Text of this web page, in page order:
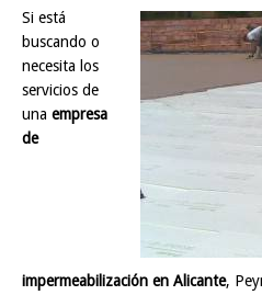
Si está
buscando o
necesita los
servicios de
una empresa
de
impermeabilización en Alicante,